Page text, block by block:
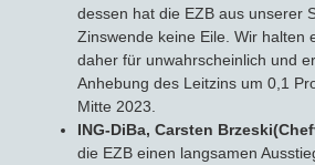
dessen hat die EZB aus unserer
Zinswende keine Eile. Wir halten
daher für unwahrscheinlich und
Anhebung des Leitzins um 0,1
Mitte 2023.
ING-DiBa, Carsten
die EZB einen langsamen